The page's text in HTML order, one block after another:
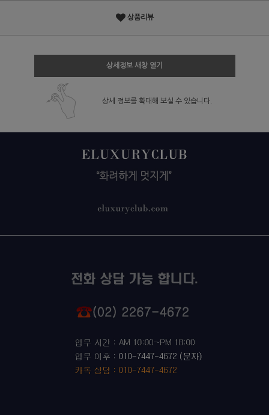
상품리뷰
상세정보 새창 열기
상세 정보를 확대해 보실 수 있습니다.